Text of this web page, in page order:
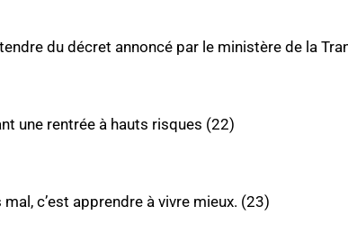
du décret annoncé par le ministère de la
une rentrée à hauts risques (22)
c’est apprendre à vivre mieux. (23)